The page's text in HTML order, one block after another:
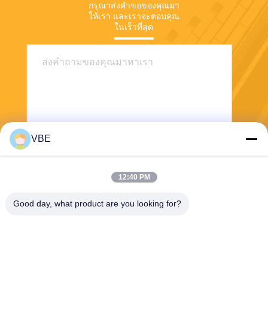
กรุณาส่งคําขอของคุณมา
ให้เรา และเราจะตอบคุณ
ในเร็วที่สุด
VBE
12:40 PM
Good day, what product are you looking for?